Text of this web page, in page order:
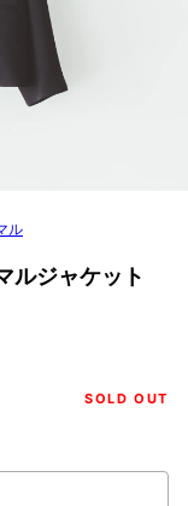
ル
ルジャケット
SOLD OUT